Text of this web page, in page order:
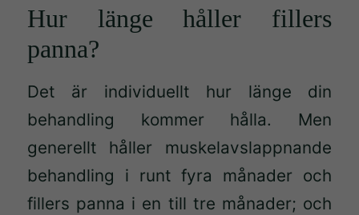
Hur länge håller fillers
panna?
Det är individuellt hur länge din
behandling kommer hålla. Men
generellt håller muskelavslappnande
behandling i runt fyra månader och
fillers panna i en till tre månader; och